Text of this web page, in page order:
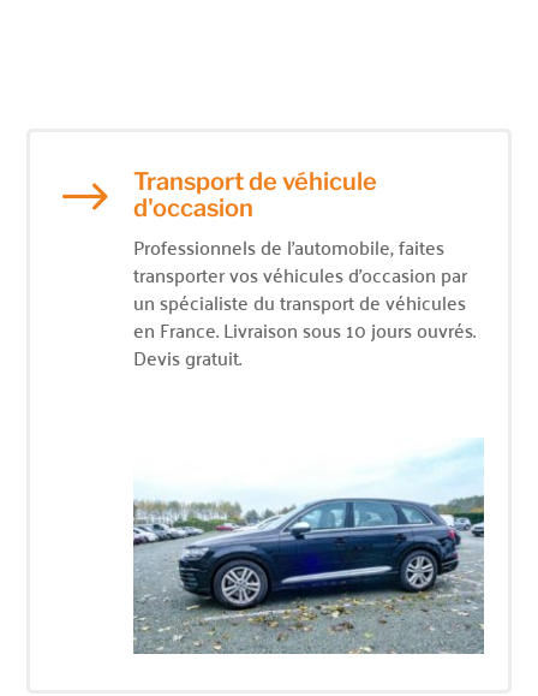
$
Transport de véhicule
d'occasion
Professionnels de l’automobile, faites
transporter vos véhicules d’occasion par
un spécialiste du transport de véhicules
en France. Livraison sous 10 jours ouvrés.
Devis gratuit.